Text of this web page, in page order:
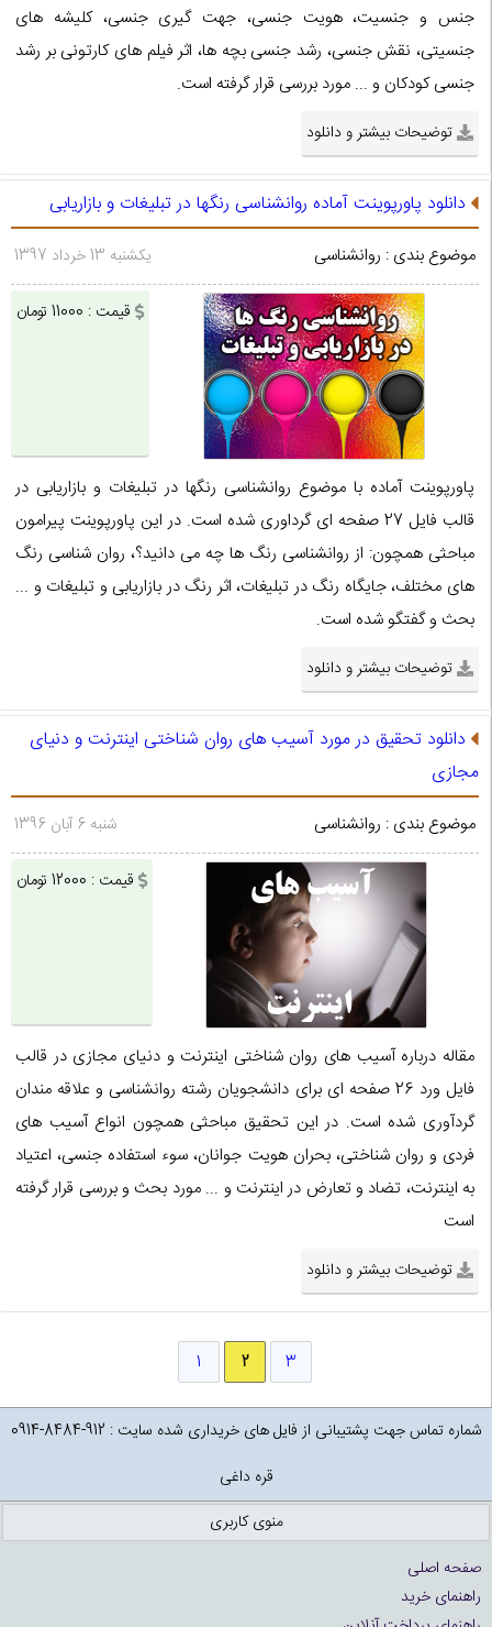
جنس و جنسیت، هویت جنسی، جهت گیری جنسی، کلیشه های
جنسیتی، نقش جنسی، رشد جنسی بچه ها، اثر فیلم های کارتونی بر رشد
جنسی کودکان و ... مورد بررسی قرار گرفته است.
توضیحات بیشتر و دانلود
دانلود پاورپوینت آماده روانشناسی رنگها در تبلیغات و بازاریابی
موضوع بندی : روانشناسی یکشنبه 13 خرداد 1397
قیمت : 11000 تومان
پاورپوینت آماده با موضوع روانشناسی رنگها در تبلیغات و بازاریابی در
قالب فایل 27 صفحه ای گرداوری شده است. در این پاورپوینت پیرامون
مباحثی همچون: از روانشناسی رنگ ها چه می دانید؟، روان شناسی رنگ
های مختلف، جایگاه رنگ در تبلیغات، اثر رنگ در بازاریابی و تبلیغات و ...
بحث و گفتگو شده است.
توضیحات بیشتر و دانلود
دانلود تحقیق در مورد آسيب هاى روان شناختى اينترنت و دنیای
مجازی
موضوع بندی : روانشناسی شنبه 6 آبان 1396
قیمت : 12000 تومان
مقاله درباره آسيب هاى روان شناختى اينترنت و دنیای مجازی در قالب
فایل ورد 26 صفحه ای برای دانشجویان رشته روانشناسی و علاقه مندان
گردآوری شده است. در این تحقیق مباحثی همچون انواع آسيب هاى
فردى و روان شناختی، بحران هويت جوانان، سوء استفاده جنسی، اعتياد
به اينترنت، تضاد و تعارض در اينترنت و ... مورد بحث و بررسی قرار گرفته
است
توضیحات بیشتر و دانلود
3
2
1
شماره تماس جهت پشتیبانی از فایل های خریداری شده سایت : 912-8484-0914
قره داغی
منوی کاربری
صفحه اصلی
راهنمای خرید